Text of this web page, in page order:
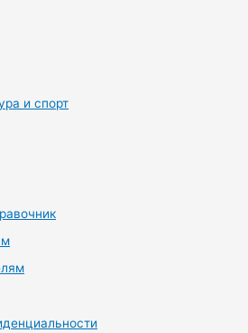
и спорт